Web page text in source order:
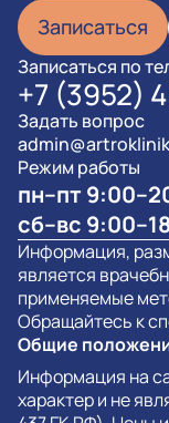
Записаться
Записаться по
+7 (3952)
Задать вопрос
Режим работы
пн–пт
сб–вс
Информация,
является
применяемые
Обращайтесь к
Общие
Информация на
характер и не